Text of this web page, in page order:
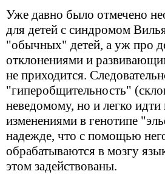
Уже давно было отмечено
для детей с синдромом
"обычных" детей, а уж про
отклонениями и
не приходится.
"гиперобщительность"
неведомому, но и легко идти
изменениями в генотипе
надежде, что с помощью
обрабатываются в мозгу
этом задействованы.